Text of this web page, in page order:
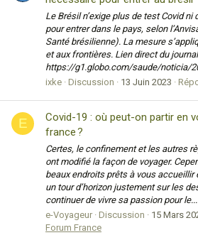
Le Brésil n’exige plus de test Covid
pour entrer dans le pays, selon
Santé brésilienne). La mesure
et aux frontières. Lien direct du
https://g1.globo.com/saude/noticia/
ixke Discussion 13 Juin 2023
E
Covid-19 : où peut-on partir en
france ?
Certes, le confinement et les autres
ont modifié la façon de voyager.
beaux endroits prêts à vous accueillir
un tour d’horizon justement sur les
continuer de vivre sa passion pour le...
e-Voyageur Discussion 15 Mars
Forum France